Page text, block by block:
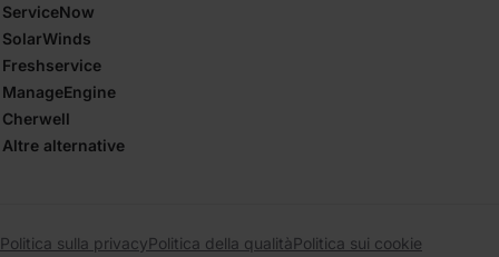
ServiceNow
SolarWinds
Freshservice
ManageEngine
Cherwell
Altre alternative
Politica sulla privacyPolitica della qualitàPolitica sui cookie